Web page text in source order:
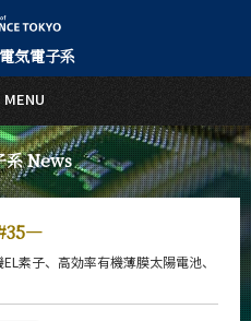
気電子系
系 News
素子、高効率有機薄膜太陽電池、
MENU
English